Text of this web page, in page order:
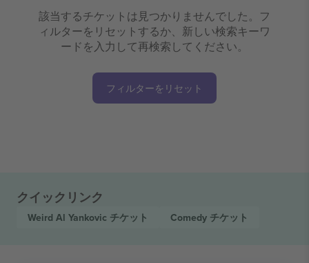
該当するチケットは見つかりませんでした。フ
ィルターをリセットするか、新しい検索キーワ
ードを入力して再検索してください。
フィルターをリセット
クイックリンク
Weird Al Yankovic チケット Comedy チケット